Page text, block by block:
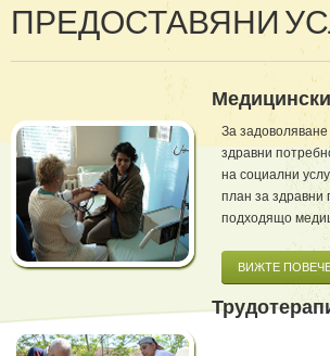
ПРЕДОСТАВЯНИ
За
здравни
на социални
план за здравни
подходящо
ВИЖТЕ